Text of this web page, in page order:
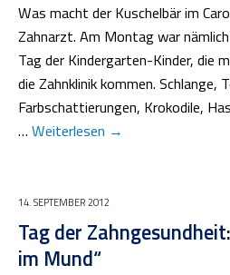
Was macht der Kuschelbär im
Zahnarzt. Am Montag war
Tag der Kindergarten-Kinder, die
die Zahnklinik kommen. Schlange,
Farbschattierungen, Krokodile,
… Weiterlesen →
14. SEPTEMBER 2012
Tag der
im Mund“